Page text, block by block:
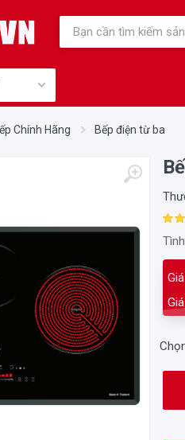
Chính Hãng Bếp điện từ ba